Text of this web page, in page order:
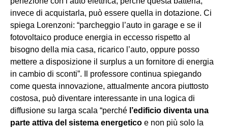
invece di acquistarla, può essere quella in dotazione. Ci
spiega Lorenzoni: “parcheggio l’auto in garage e se il
fotovoltaico produce energia in eccesso rispetto al
bisogno della mia casa, ricarico l’auto, oppure posso
mettere a disposizione il surplus a un fornitore di energia
in cambio di sconti”. Il professore continua spiegando
come questa innovazione, attualmente ancora piuttosto
costosa, può diventare interessante in una logica di
diffusione su larga scala “perché l’edificio diventa una
parte attiva del sistema energetico e non più solo la